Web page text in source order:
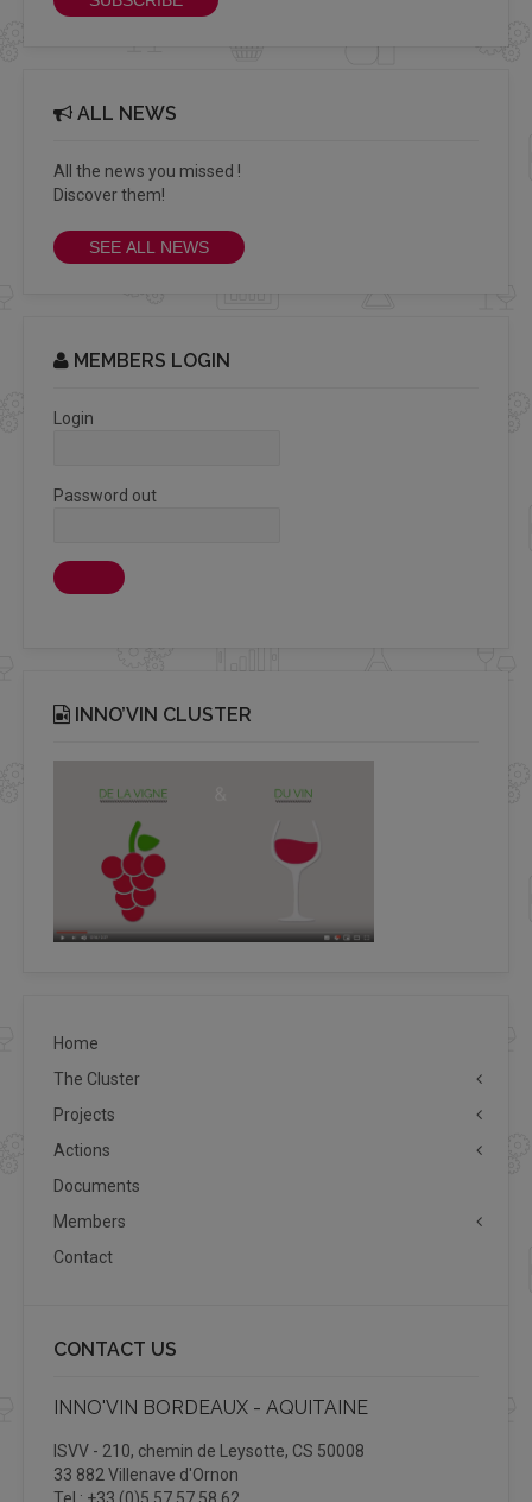
ALL NEWS
All the news you missed !
Discover them!
SEE ALL NEWS
MEMBERS LOGIN
Login
Password out
INNO’VIN CLUSTER
Home
The Cluster
Projects
Actions
Documents
Members
Contact
CONTACT US
INNO'VIN BORDEAUX - AQUITAINE
ISVV - 210, chemin de Leysotte, CS 50008
33 882 Villenave d'Ornon
Tel : +33 (0)5 57 57 58 62